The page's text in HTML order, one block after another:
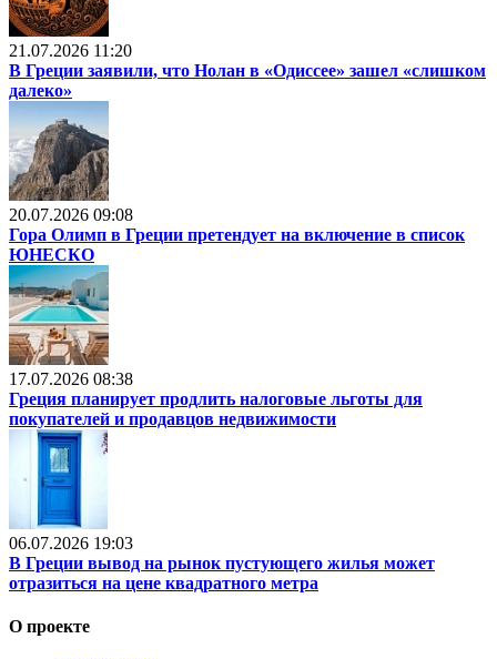
21.07.2026 11:20
В Греции заявили, что Нолан в «Одиссее» зашел «слишком
далеко»
20.07.2026 09:08
Гора Олимп в Греции претендует на включение в список
ЮНЕСКО
17.07.2026 08:38
Греция планирует продлить налоговые льготы для
покупателей и продавцов недвижимости
06.07.2026 19:03
В Греции вывод на рынок пустующего жилья может
отразиться на цене квадратного метра
О проекте